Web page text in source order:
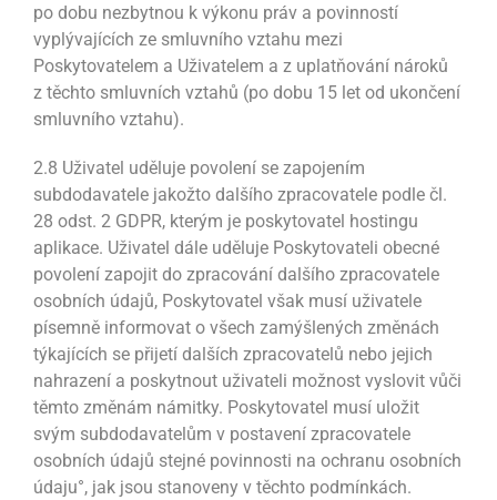
po dobu nezbytnou k výkonu práv a povinností
vyplývajících ze smluvního vztahu mezi
Poskytovatelem a Uživatelem a z uplatňování nároků
z těchto smluvních vztahů (po dobu 15 let od ukončení
smluvního vztahu).
2.8 Uživatel uděluje povolení se zapojením
subdodavatele jakožto dalšího zpracovatele podle čl.
28 odst. 2 GDPR, kterým je poskytovatel hostingu
aplikace. Uživatel dále uděluje Poskytovateli obecné
povolení zapojit do zpracování dalšího zpracovatele
osobních údajů, Poskytovatel však musí uživatele
písemně informovat o všech zamýšlených změnách
týkajících se přijetí dalších zpracovatelů nebo jejich
nahrazení a poskytnout uživateli možnost vyslovit vůči
těmto změnám námitky. Poskytovatel musí uložit
svým subdodavatelům v postavení zpracovatele
osobních údajů stejné povinnosti na ochranu osobních
údaju°, jak jsou stanoveny v těchto podmínkách.